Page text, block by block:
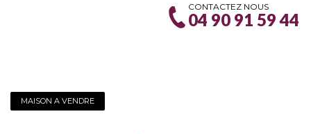
CONTACTEZ NOUS
04 90 91 59 44
MAISON A VENDRE